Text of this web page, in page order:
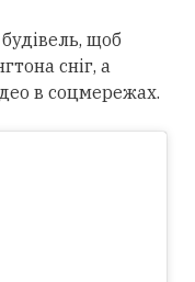
щоб
сніг, а
в соцмережах.